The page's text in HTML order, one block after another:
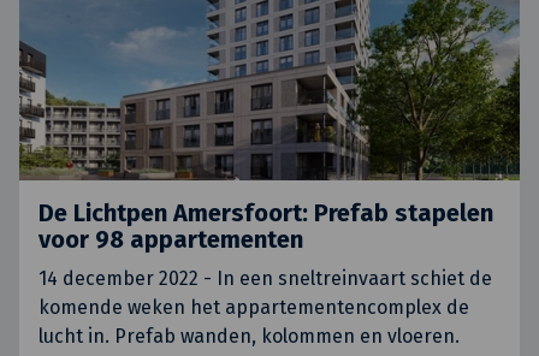
De Lichtpen Amersfoort: Prefab stapelen
voor 98 appartementen
14 december 2022 - In een sneltreinvaart schiet de
komende weken het appartementencomplex de
lucht in. Prefab wanden, kolommen en vloeren.